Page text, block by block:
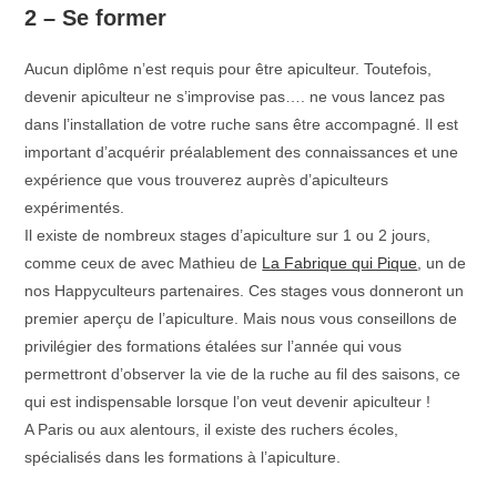
2 – Se former
Aucun diplôme n’est requis pour être apiculteur. Toutefois,
devenir apiculteur ne s’improvise pas…. ne vous lancez pas
dans l’installation de votre ruche sans être accompagné. Il est
important d’acquérir préalablement des connaissances et une
expérience que vous trouverez auprès d’apiculteurs
expérimentés.
Il existe de nombreux stages d’apiculture sur 1 ou 2 jours,
comme ceux de avec Mathieu de La Fabrique qui Pique , un de
nos Happyculteurs partenaires. Ces stages vous donneront un
premier aperçu de l’apiculture. Mais nous vous conseillons de
privilégier des formations étalées sur l’année qui vous
permettront d’observer la vie de la ruche au fil des saisons, ce
qui est indispensable lorsque l’on veut devenir apiculteur !
A Paris ou aux alentours, il existe des ruchers écoles,
spécialisés dans les formations à l’apiculture.